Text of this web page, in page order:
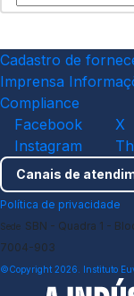
Cadastro de
Imprensa
Compliance
Facebook
X
Instagram
Canais de
Política de privacidade
Sede SBN - Quadra 1 -
7004-903
©Copyright 2026. Instituto